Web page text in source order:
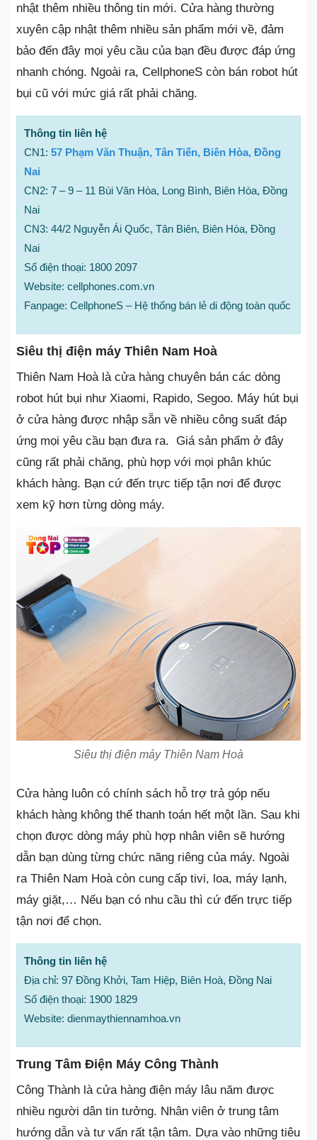
nhật thêm nhiều thông tin mới. Cửa hàng thường
xuyên cập nhật thêm nhiều sản phẩm mới về, đảm
bảo đến đây mọi yêu cầu của bạn đều được đáp ứng
nhanh chóng. Ngoài ra, CellphoneS còn bán robot hút
bụi cũ với mức giá rất phải chăng.
Thông tin liên hệ
CN1: 57 Phạm Văn Thuận, Tân Tiến, Biên Hòa, Đồng
Nai
CN2: 7 – 9 – 11 Bùi Văn Hòa, Long Bình, Biên Hòa, Đồng
Nai
CN3: 44/2 Nguyễn Ái Quốc, Tân Biên, Biên Hòa, Đồng
Nai
Số điện thoại: 1800 2097
Website: cellphones.com.vn
Fanpage: CellphoneS – Hệ thống bán lẻ di động toàn quốc
Siêu thị điện máy Thiên Nam Hoà
Thiên Nam Hoà là cửa hàng chuyên bán các dòng
robot hút bụi như Xiaomi, Rapido, Segoo. Máy hút bụi
ở cửa hàng được nhập sẵn về nhiều công suất đáp
ứng mọi yêu cầu bạn đưa ra. Giá sản phẩm ở đây
cũng rất phải chăng, phù hợp với mọi phân khúc
khách hàng. Bạn cứ đến trực tiếp tận nơi để được
xem kỹ hơn từng dòng máy.
Siêu thị điện máy Thiên Nam Hoà
Cửa hàng luôn có chính sách hỗ trợ trả góp nếu
khách hàng không thể thanh toán hết một lần. Sau khi
chọn được dòng máy phù hợp nhân viên sẽ hướng
dẫn bạn dùng từng chức năng riêng của máy. Ngoài
ra Thiên Nam Hoà còn cung cấp tivi, loa, máy lạnh,
máy giặt,… Nếu bạn có nhu cầu thì cứ đến trực tiếp
tận nơi để chọn.
Thông tin liên hệ
Địa chỉ: 97 Đồng Khởi, Tam Hiệp, Biên Hoà, Đồng Nai
Số điện thoại: 1900 1829
Website: dienmaythiennamhoa.vn
Trung Tâm Điện Máy Công Thành
Công Thành là cửa hàng điện máy lâu năm được
nhiều người dân tin tưởng. Nhân viên ở trung tâm
hướng dẫn và tư vấn rất tận tâm. Dựa vào những tiêu